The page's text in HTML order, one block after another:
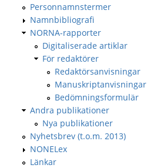
Personnamnstermer
Namnbibliografi
NORNA-rapporter
Digitaliserade artiklar
För redaktörer
Redaktörsanvisningar
Manuskriptanvisningar
Bedömningsformulär
Andra publikationer
Nya publikationer
Nyhetsbrev (t.o.m. 2013)
NONELex
Länkar